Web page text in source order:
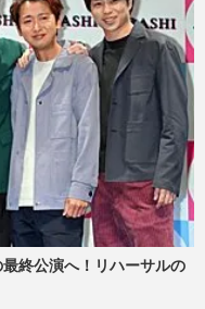
終公演へ！リハーサルの